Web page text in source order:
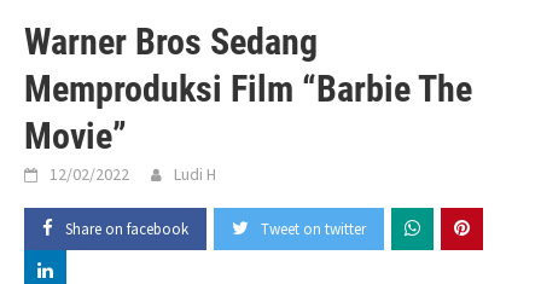
Warner Bros Sedang
Memproduksi Film “Barbie The
Movie”
12/02/2022 Ludi H
Share on facebook Tweet on twitter